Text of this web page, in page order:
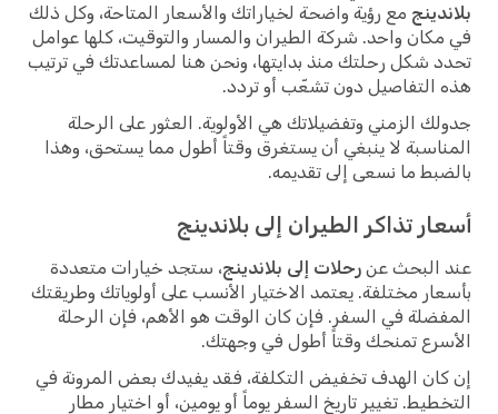
بلاندينج مع رؤية واضحة لخياراتك والأسعار المتاحة، وكل ذلك
في مكان واحد. شركة الطيران والمسار والتوقيت، كلها عوامل
تحدد شكل رحلتك منذ بدايتها، ونحن هنا لمساعدتك في ترتيب
هذه التفاصيل دون تشعّب أو تردد.
جدولك الزمني وتفضيلاتك هي الأولوية. العثور على الرحلة
المناسبة لا ينبغي أن يستغرق وقتاً أطول مما يستحق، وهذا
بالضبط ما نسعى إلى تقديمه.
أسعار تذاكر الطيران إلى بلاندينج
عند البحث عن رحلات إلى بلاندينج، ستجد خيارات متعددة
بأسعار مختلفة. يعتمد الاختيار الأنسب على أولوياتك وطريقتك
المفضلة في السفر. فإن كان الوقت هو الأهم، فإن الرحلة
الأسرع تمنحك وقتاً أطول في وجهتك.
إن كان الهدف تخفيض التكلفة، فقد يفيدك بعض المرونة في
التخطيط. تغيير تاريخ السفر يوماً أو يومين، أو اختيار مطار